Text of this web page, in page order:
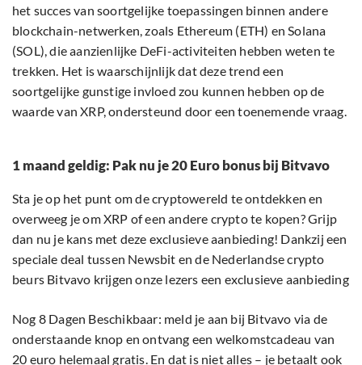
het succes van soortgelijke toepassingen binnen andere
blockchain-netwerken, zoals Ethereum (ETH) en Solana
(SOL), die aanzienlijke DeFi-activiteiten hebben weten te
trekken. Het is waarschijnlijk dat deze trend een
soortgelijke gunstige invloed zou kunnen hebben op de
waarde van XRP, ondersteund door een toenemende vraag.
1 maand geldig: Pak nu je 20 Euro bonus bij Bitvavo
Sta je op het punt om de cryptowereld te ontdekken en
overweeg je om XRP of een andere crypto te kopen? Grijp
dan nu je kans met deze exclusieve aanbieding! Dankzij een
speciale deal tussen Newsbit en de Nederlandse crypto
beurs Bitvavo krijgen onze lezers een exclusieve aanbieding
Nog 8 Dagen Beschikbaar: meld je aan bij Bitvavo via de
onderstaande knop en ontvang een welkomstcadeau van
20 euro helemaal gratis. En dat is niet alles – je betaalt ook